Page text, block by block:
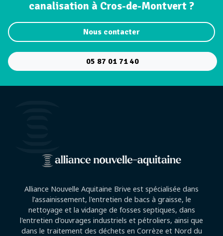
canalisation à Cros-de-Montvert ?
Nous contacter
05 87 01 71 40
Alliance Nouvelle Aquitaine Brive est spécialisée dans
l’assainissement, l'entretien de bacs à graisse, le
nettoyage et la vidange de fosses septiques, dans
l'entretien d'ouvrages industriels et pétroliers, ainsi que
dans le traitement des déchets en Corrèze et Nord du